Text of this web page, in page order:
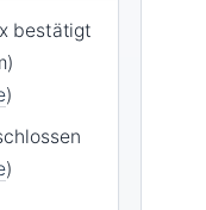
bestätigt
)
)